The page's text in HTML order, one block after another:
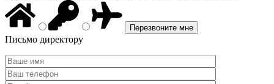
Письмо директору